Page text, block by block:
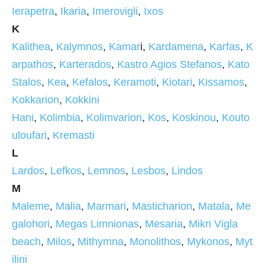
Ierapetra, Ikaria, Imerovigli, Ixos
K
Kalithea, Kalymnos, Kamari, Kardamena, Karfas, K
arpathos, Karterados, Kastro Agios Stefanos, Kato
Stalos, Kea, Kefalos, Keramoti, Kiotari, Kissamos,
Kokkarion, Kokkini
Hani, Kolimbia, Kolimvarion, Kos, Koskinou, Kouto
uloufari, Kremasti
L
Lardos, Lefkos, Lemnos, Lesbos, Lindos
M
Maleme, Malia, Marmari, Masticharion, Matala, Me
galohori, Megas Limnionas, Mesaria, Mikri Vigla
beach, Milos, Mithymna, Monolithos, Mykonos, Myt
ilini